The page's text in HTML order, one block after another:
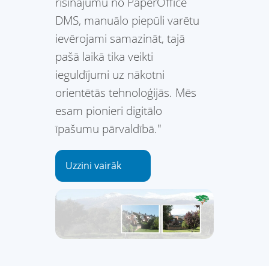
DMS, manuālo piepūli varētu
ievērojami samazināt, tajā
pašā laikā tika veikti
ieguldījumi uz nākotni
orientētās tehnoloģijās. Mēs
esam pionieri digitālo
īpašumu pārvaldībā."
Uzzini vairāk